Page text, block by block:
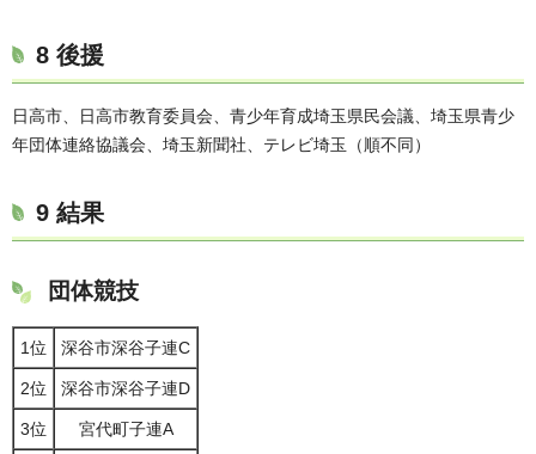
8 後援
日高市、日高市教育委員会、青少年育成埼玉県民会議、埼玉県青少
年団体連絡協議会、埼玉新聞社、テレビ埼玉（順不同）
9 結果
団体競技
1位 深谷市深谷子連C
2位 深谷市深谷子連D
3位 宮代町子連A